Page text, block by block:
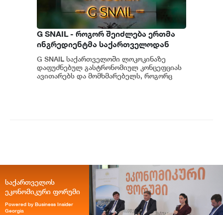
G SNAIL - როგორ შეიძლება ერთმა
ინგრედიენტმა საქართველოდან
საერთაშორისო კულინარიულ
კონცეფციას ჩაუყაროს საფუძველი
G SNAIL საქართველოში ლოკოკინაზე
დაფუძნებულ გასტრონომიულ კონცეფციას
ავითარებს და მომხმარებელს, როგორც
საქართველოს
ეკონომიკური ფორუმი
Powered by Business Insider
Georgia